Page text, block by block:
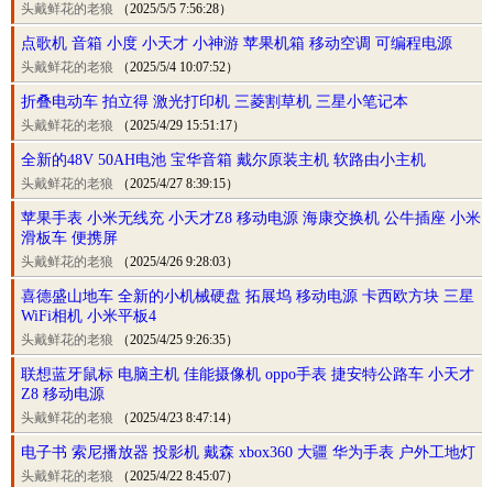
头戴鲜花的老狼 （2025/5/5 7:56:28）
点歌机 音箱 小度 小天才 小神游 苹果机箱 移动空调 可编程电源
头戴鲜花的老狼 （2025/5/4 10:07:52）
折叠电动车 拍立得 激光打印机 三菱割草机 三星小笔记本
头戴鲜花的老狼 （2025/4/29 15:51:17）
全新的48V 50AH电池 宝华音箱 戴尔原装主机 软路由小主机
头戴鲜花的老狼 （2025/4/27 8:39:15）
苹果手表 小米无线充 小天才Z8 移动电源 海康交换机 公牛插座 小米
滑板车 便携屏
头戴鲜花的老狼 （2025/4/26 9:28:03）
喜德盛山地车 全新的小机械硬盘 拓展坞 移动电源 卡西欧方块 三星
WiFi相机 小米平板4
头戴鲜花的老狼 （2025/4/25 9:26:35）
联想蓝牙鼠标 电脑主机 佳能摄像机 oppo手表 捷安特公路车 小天才
Z8 移动电源
头戴鲜花的老狼 （2025/4/23 8:47:14）
电子书 索尼播放器 投影机 戴森 xbox360 大疆 华为手表 户外工地灯
头戴鲜花的老狼 （2025/4/22 8:45:07）